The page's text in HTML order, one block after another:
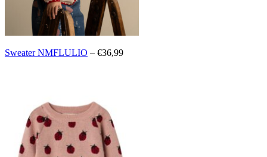
Sweater NMFLULIO – €36,99